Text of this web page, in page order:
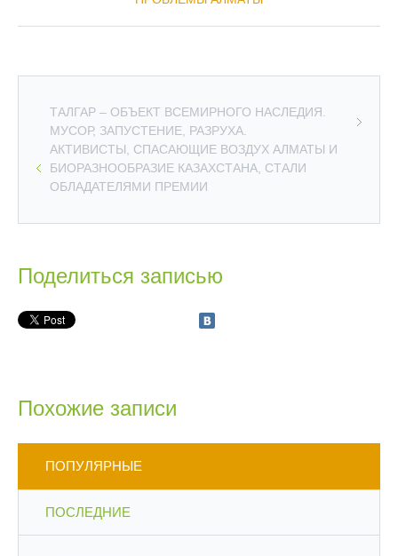
ТАЛГАР – ОБЪЕКТ ВСЕМИРНОГО НАСЛЕДИЯ.
МУСОР, ЗАПУСТЕНИЕ, РАЗРУХА.
АКТИВИСТЫ, СПАСАЮЩИЕ ВОЗДУХ АЛМАТЫ И
БИОРАЗНООБРАЗИЕ КАЗАХСТАНА, СТАЛИ
ОБЛАДАТЕЛЯМИ ПРЕМИИ
Поделиться записью
Похожие записи
ПОПУЛЯРНЫЕ
ПОСЛЕДНИЕ